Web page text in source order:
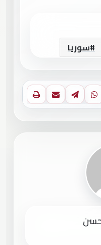
سوريا
واتسابتيلقرام مشاركة عبر البريد طباعة
حسن